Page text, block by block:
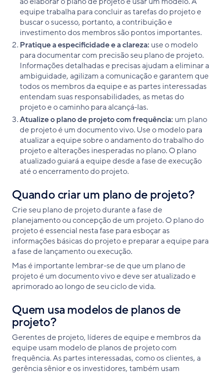
equipe trabalha para concluir as tarefas do projeto e
buscar o sucesso, portanto, a contribuição e
investimento dos membros são pontos importantes.
Pratique a especificidade e a clareza: use o modelo
para documentar com precisão seu plano de projeto.
Informações detalhadas e precisas ajudam a eliminar a
ambiguidade, agilizam a comunicação e garantem que
todos os membros da equipe e as partes interessadas
entendam suas responsabilidades, as metas do
projeto e o caminho para alcançá-las.
Atualize o plano de projeto com frequência: um plano
de projeto é um documento vivo. Use o modelo para
atualizar a equipe sobre o andamento do trabalho do
projeto e alterações inesperadas no plano. O plano
atualizado guiará a equipe desde a fase de execução
até o encerramento do projeto.
Quando criar um plano de projeto?
Crie seu plano de projeto durante a fase de
planejamento ou concepção de um projeto. O plano do
projeto é essencial nesta fase para esboçar as
informações básicas do projeto e preparar a equipe para
a fase de lançamento ou execução.
Mas é importante lembrar-se de que um plano de
projeto é um documento vivo e deve ser atualizado e
aprimorado ao longo de seu ciclo de vida.
Quem usa modelos de planos de
projeto?
Gerentes de projeto, líderes de equipe e membros da
equipe usam modelo de planos de projeto com
frequência. As partes interessadas, como os clientes, a
gerência sênior e os investidores, também usam